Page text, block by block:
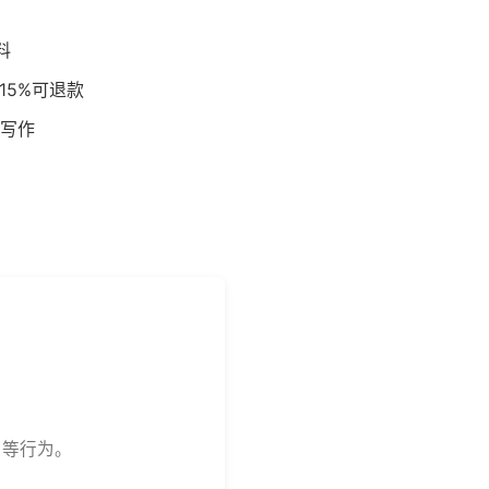
可退款
作
行为。